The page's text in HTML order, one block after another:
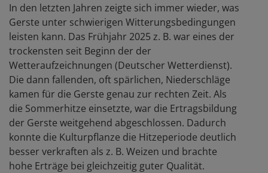
In den letzten Jahren zeigte sich immer wieder, was
Gerste unter schwierigen Witterungsbedingungen
leisten kann. Das Frühjahr 2025 z. B. war eines der
trockensten seit Beginn der der
Wetteraufzeichnungen (Deutscher Wetterdienst).
Die dann fallenden, oft spärlichen, Niederschläge
kamen für die Gerste genau zur rechten Zeit. Als
die Sommerhitze einsetzte, war die Ertragsbildung
der Gerste weitgehend abgeschlossen. Dadurch
konnte die Kulturpflanze die Hitzeperiode deutlich
besser verkraften als z. B. Weizen und brachte
hohe Erträge bei gleichzeitig guter Qualität.